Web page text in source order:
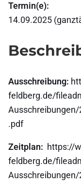
Termin(e):
14.09.2025
Ausschreibung:
feldberg.de/
.pdf
Zeitplan: https://
feldberg.de/